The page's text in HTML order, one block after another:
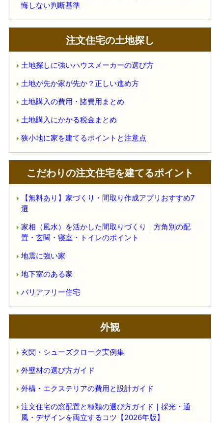
悔しない判断基準
注文住宅の土地探し
土地探しに強いハウスメーカーの選び方
土地が先か家が先か？正しい進め方
土地購入の費用・諸費用まとめ
土地購入にかかる税金まとめ
狭小地に家を建てるポイントと注意点
こだわりの注文住宅を建てるポイント
【無料あり】家づくり・間取り作成アプリおすすめ7
選
家相（風水）を活かした間取りづくり｜方角別の配
置・玄関・寝室・トイレのポイント
地震に強い家
地下室のある家
バリアフリー住宅
外観
玄関・シューズクローク実例集
外壁材の選び方ガイド
外構・エクステリアの費用と設計ガイド
注文住宅の窓配置と種類の選び方ガイド｜採光・通
風・デザインを両立するコツ【2026年版】